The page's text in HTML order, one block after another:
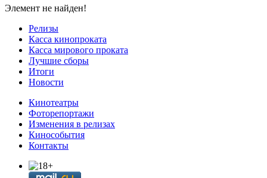
Элемент не найден!
Релизы
Касса кинопроката
Касса мирового проката
Лучшие сборы
Итоги
Новости
Кинотеатры
Фоторепортажи
Изменения в релизах
Кинособытия
Контакты